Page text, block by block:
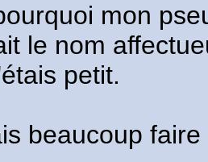
mon
le nom
petit.
beaucoup